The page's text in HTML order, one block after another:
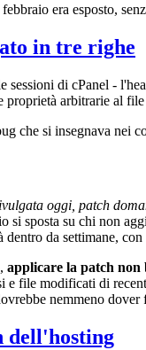
era esposto,
in tre righe
sessioni di cPanel -
proprietà arbitrarie al
che si insegnava nei
oggi, patch
sposta su chi non
dentro da settimane,
applicare la patch non
e file modificati di
nemmeno dover
dell'hosting